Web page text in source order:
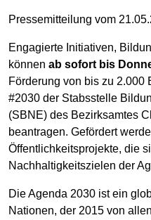
Pressemitteilung vom
Engagierte Initiativen,
können ab sofort bis
Förderung von bis zu 2.000
#2030 der Stabsstelle
(SBNE) des Bezirksamtes
beantragen. Gefördert
Öffentlichkeitsprojekte, die
Nachhaltigkeitszielen der
Die Agenda 2030 ist ein
Nationen, der 2015 von